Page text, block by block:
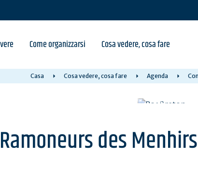
Come organizzarsi Cosa vedere, cosa fare
Casa Cosa vedere, cosa fare Agenda
des Menhirs